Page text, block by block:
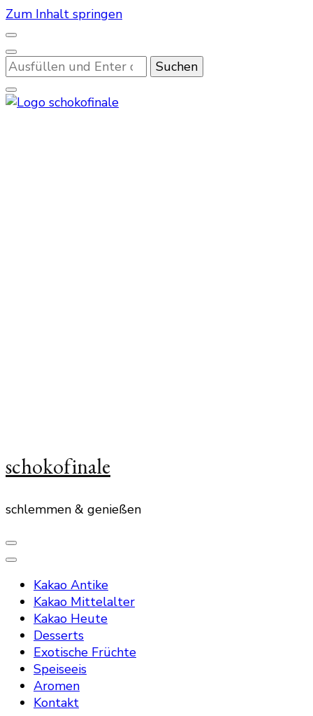
Zum Inhalt springen
Suchst
du
nach
etwas?
schokofinale
schlemmen & genießen
Kakao Antike
Kakao Mittelalter
Kakao Heute
Desserts
Exotische Früchte
Speiseeis
Aromen
Kontakt